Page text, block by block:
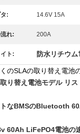
: 14.6V 15A
れ: 200A
ト: 防水リチウム
のSLAの取り替え電池
り替え電池モデル リ
トなBMSのBluetooth
60Ah LiFePO4電池の